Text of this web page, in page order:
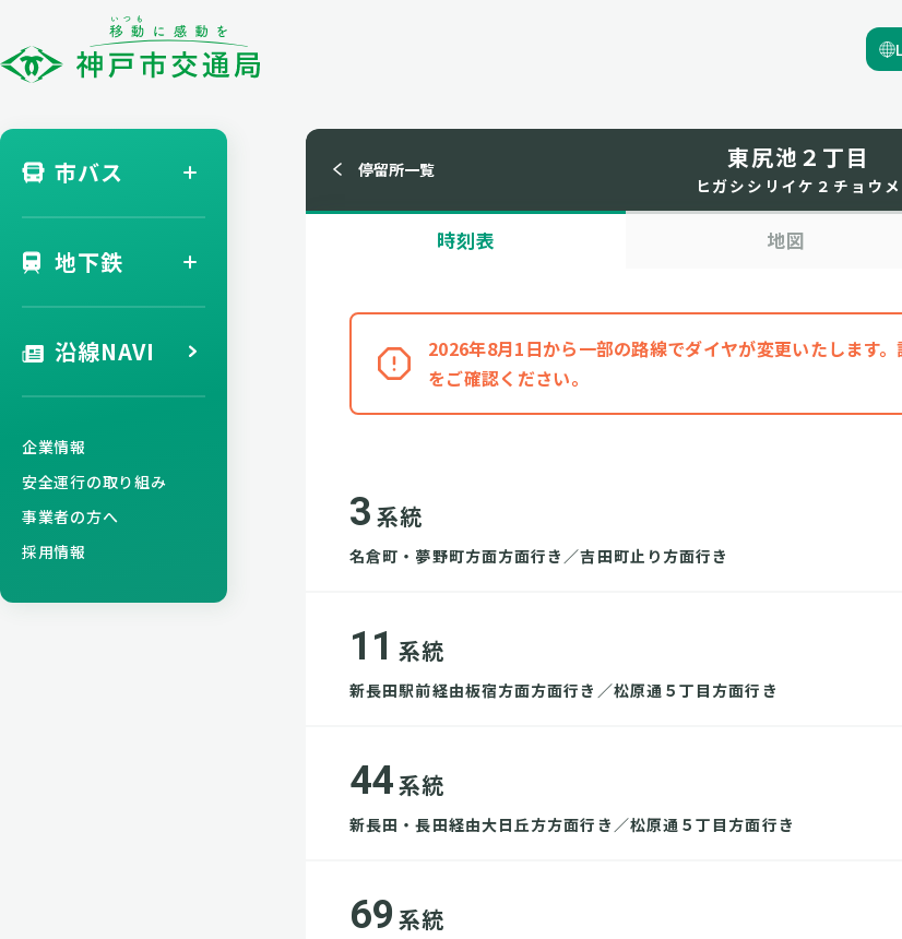
市バス
地下鉄
沿線NAVI
企業情報
安全運行の取り組み
事業者の方へ
採用情報
停留所一覧 東尻池２丁目
ヒガシシリイケ２チョウメ
時刻表 地図
2026年8月1日から一部の路線でダイヤが変更いたします
をご確認ください。
3 系統
名倉町・夢野町方面方面行き／吉田町止り方面行き
11 系統
新長田駅前経由板宿方面方面行き／松原通５丁目方面行き
44系統
新長田・長田経由大日丘方方面行き／松原通５丁目方面行き
69 系統